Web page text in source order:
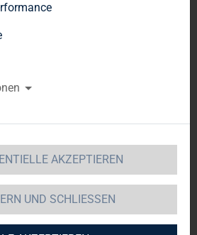
AG:
gemäß §
mit dem
13.12.2010
einer
übermittelt durch die
AKZEPTIEREN
UND SCHLIESSEN